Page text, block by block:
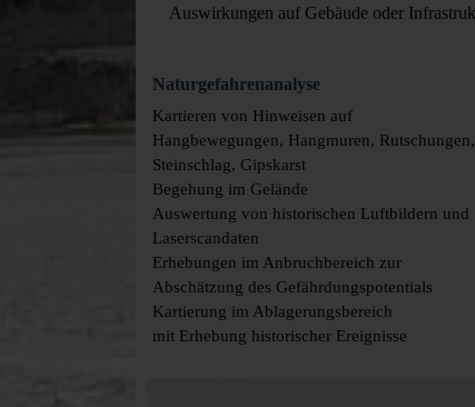
Auswirkungen auf Gebäude oder
Naturgefahrenanalyse
Kartieren von Hinweisen auf
Hangbewegungen, Hangmuren, Rutschungen,
Steinschlag, Gipskarst
Begehung im Gelände
Auswertung von historischen Luftbildern und
Laserscandaten
Erhebungen im Anbruchbereich zur
Abschätzung des Gefährdungspotentials
Kartierung im Ablagerungsbereich
mit Erhebung historischer Ereignisse